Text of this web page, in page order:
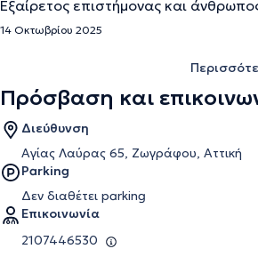
Εξαίρετος επιστήμονας και
14 Οκτωβρίου 2025
Πρόσβαση και
Διεύθυνση
Αγίας Λαύρας 65, Ζωγράφου, Αττική
Parking
Δεν διαθέτει parking
Επικοινωνία
2107446530